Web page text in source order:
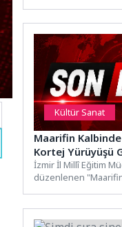
Kültür Sanat
Maarifin
Kortej Yürüyüşü
İzmir İl Millî Eğitim
düzenlenen